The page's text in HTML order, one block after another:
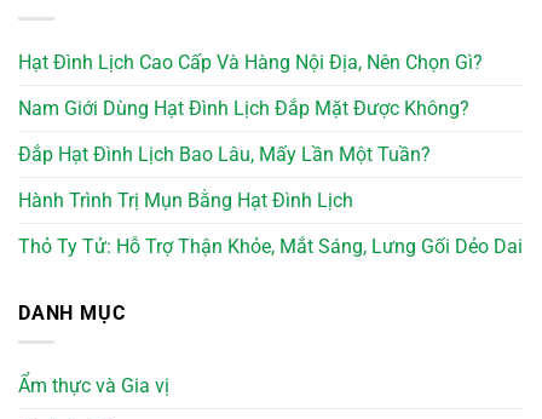
Hạt Đình Lịch Cao Cấp Và Hàng Nội Địa, Nên Chọn Gì?
Nam Giới Dùng Hạt Đình Lịch Đắp Mặt Được Không?
Đắp Hạt Đình Lịch Bao Lâu, Mấy Lần Một Tuần?
Hành Trình Trị Mụn Bằng Hạt Đình Lịch
Thỏ Ty Tử: Hỗ Trợ Thận Khỏe, Mắt Sáng, Lưng Gối Dẻo Dai
DANH MỤC
Ẩm thực và Gia vị